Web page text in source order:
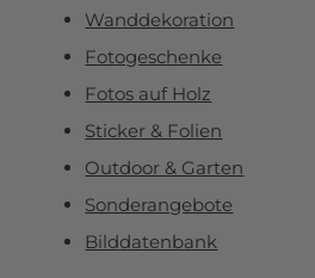
Wanddekoration
Fotogeschenke
Fotos auf Holz
Sticker & Folien
Outdoor & Garten
Sonderangebote
Bilddatenbank